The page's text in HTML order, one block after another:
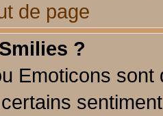
de page
?
Emoticons